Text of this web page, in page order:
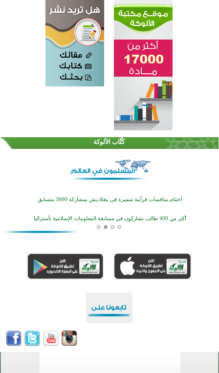
كُتَّاب الألوكة
القرآن والتربية في صدارة البرامج الصيفية للمسلمين في بينزا وساراتوف وموردوفيا هذا العام
اختتام منافسات قرآنية متميزة في بنغلاديش بمشاركة 3000 متسابق
منطقة ريبوفسي تحتفل بميلاد مسجد جديد في أجواء إيمانية مميزة
القرآن والتربية في صدارة البرامج الصيفية للمسلمين في بينزا وساراتوف وموردوفيا هذا العام